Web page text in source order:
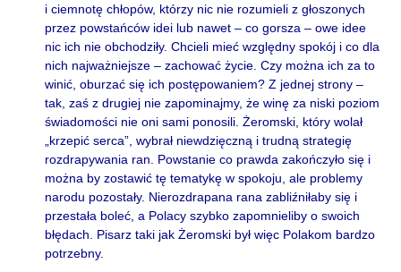
i ciemnotę chłopów, którzy nic nie rozumieli z głoszonych
przez powstańców idei lub nawet – co gorsza – owe idee
nic ich nie obchodziły. Chcieli mieć względny spokój i co dla
nich najważniejsze – zachować życie. Czy można ich za to
winić, oburzać się ich postępowaniem? Z jednej strony –
tak, zaś z drugiej nie zapominajmy, że winę za niski poziom
świadomości nie oni sami ponosili. Żeromski, który wolał
„krzepić serca”, wybrał niewdzięczną i trudną strategię
rozdrapywania ran. Powstanie co prawda zakończyło się i
można by zostawić tę tematykę w spokoju, ale problemy
narodu pozostały. Nierozdrapana rana zabliźniłaby się i
przestała boleć, a Polacy szybko zapomnieliby o swoich
błędach. Pisarz taki jak Żeromski był więc Polakom bardzo
potrzebny.